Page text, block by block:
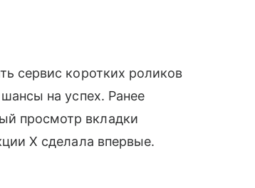
сервис коротких роликов
на успех. Ранее
просмотр вкладки
X сделала впервые.